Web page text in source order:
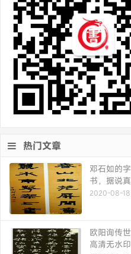
热门文章
邓石如的
书，据说
2020-08-18
欧阳询传
高清无水